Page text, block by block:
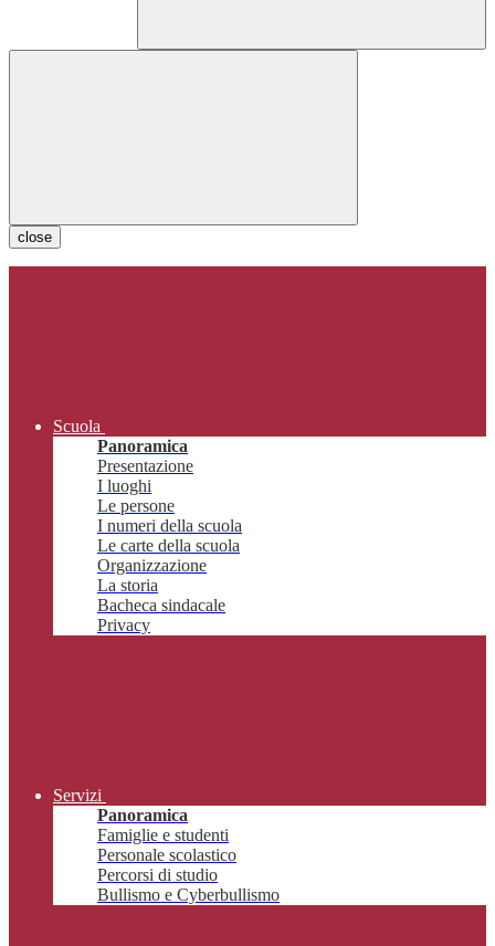
close
Scuola
Panoramica
Presentazione
I luoghi
Le persone
I numeri della scuola
Le carte della scuola
Organizzazione
La storia
Bacheca sindacale
Privacy
Servizi
Panoramica
Famiglie e studenti
Personale scolastico
Percorsi di studio
Bullismo e Cyberbullismo